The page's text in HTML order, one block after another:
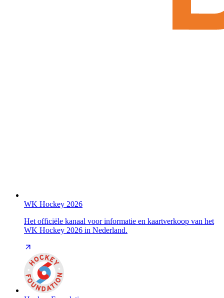
WK Hockey 2026
Het officiële kanaal voor informatie en kaartverkoop van het
WK Hockey 2026 in Nederland.